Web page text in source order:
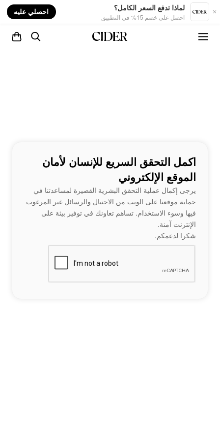
لماذا تدفع السعر الكامل؟
احصل على خصم 15% في التطبيق
احصلي عليه
اكمل التحقق السريع للإنسان لأمان
الموقع الإلكتروني
يرجى إكمال عملية التحقق البشرية القصيرة لمساعدتنا في
حماية موقعنا على الويب من الاحتيال والرسائل غير المرغوب
فيها وسوء الاستخدام. تساهم تعاونك في توفير بيئة على
الإنترنت آمنة.
شكرا لدعمكم.